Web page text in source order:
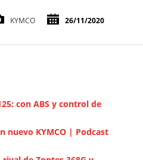
KYMCO 26/11/2020
con ABS y control de
nuevo KYMCO | Podcast